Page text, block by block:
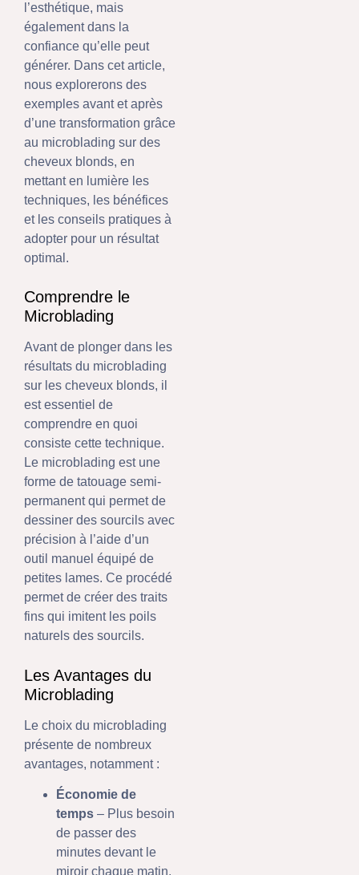
l’esthétique, mais
également dans la
confiance qu’elle peut
générer. Dans cet article,
nous explorerons des
exemples avant et après
d’une transformation grâce
au microblading sur des
cheveux blonds, en
mettant en lumière les
techniques, les bénéfices
et les conseils pratiques à
adopter pour un résultat
optimal.
Comprendre le
Microblading
Avant de plonger dans les
résultats du microblading
sur les cheveux blonds, il
est essentiel de
comprendre en quoi
consiste cette technique.
Le microblading est une
forme de tatouage semi-
permanent qui permet de
dessiner des sourcils avec
précision à l’aide d’un
outil manuel équipé de
petites lames. Ce procédé
permet de créer des traits
fins qui imitent les poils
naturels des sourcils.
Les Avantages du
Microblading
Le choix du microblading
présente de nombreux
avantages, notamment :
Économie de
temps – Plus besoin
de passer des
minutes devant le
miroir chaque matin.